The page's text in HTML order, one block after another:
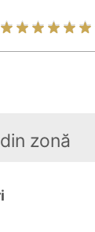
zonă